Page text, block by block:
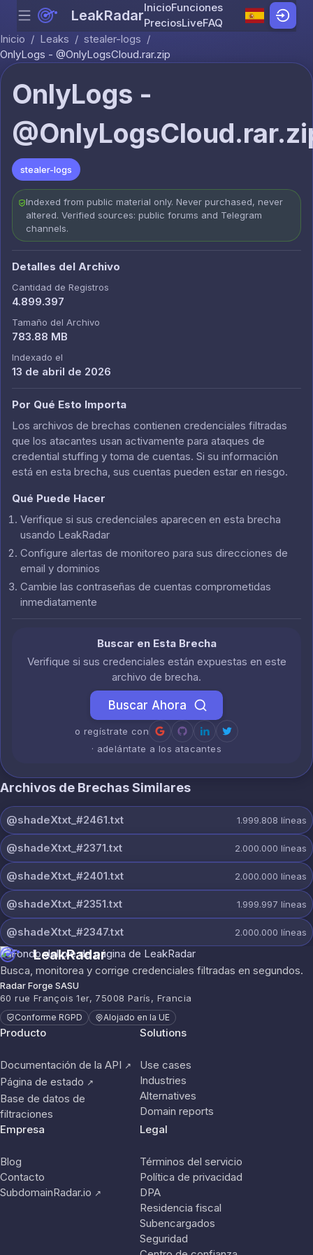
Skip to content
Menu LeakRadarInicioFunciones
PreciosLiveFAQ
Inicio / Leaks / stealer-logs /
OnlyLogs - @OnlyLogsCloud.rar.zip
OnlyLogs -
stealer-logs
Indexed from public material only. Never purchased, never
altered. Verified sources: public forums and Telegram
channels.
Detalles del Archivo
Cantidad de Registros
4.899.397
Tamaño del Archivo
783.88 MB
Indexado el
13 de abril de 2026
Por Qué Esto Importa
Los archivos de brechas contienen credenciales filtradas
que los atacantes usan activamente para ataques de
credential stuffing y toma de cuentas. Si su información
está en esta brecha, sus cuentas pueden estar en riesgo.
Qué Puede Hacer
Verifique si sus credenciales aparecen en esta brecha
usando LeakRadar
Configure alertas de monitoreo para sus direcciones de
email y dominios
Cambie las contraseñas de cuentas comprometidas
inmediatamente
Buscar en Esta Brecha
Verifique si sus credenciales están expuestas en este
archivo de brecha.
Buscar Ahora
o regístrate con
· adelántate a los atacantes
Archivos de Brechas Similares
@shadeXtxt_#2461.txt 1.999.808 líneas
@shadeXtxt_#2371.txt 2.000.000 líneas
@shadeXtxt_#2401.txt 2.000.000 líneas
@shadeXtxt_#2351.txt 1.999.997 líneas
@shadeXtxt_#2347.txt 2.000.000 líneas
LeakRadar
Busca, monitorea y corrige credenciales filtradas en segundos.
Radar Forge SASU
60 rue François 1er, 75008 París, Francia
Conforme RGPD Alojado en la UE
Producto
Documentación de la API ↗
Página de estado ↗
Base de datos de
filtraciones
Solutions
Use cases
Industries
Alternatives
Domain reports
Empresa
Blog
Contacto
SubdomainRadar.io ↗
Legal
Términos del servicio
Política de privacidad
DPA
Residencia fiscal
Subencargados
Seguridad